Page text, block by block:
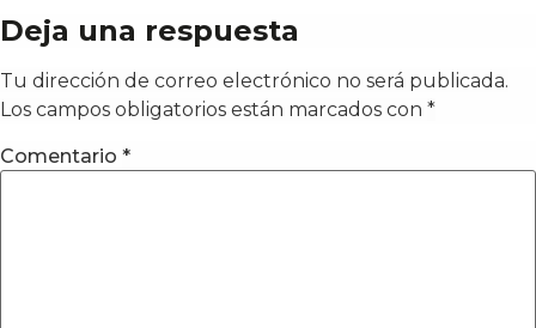
Deja una respuesta
Tu dirección de correo electrónico no será publicada.
Los campos obligatorios están marcados con *
Comentario *